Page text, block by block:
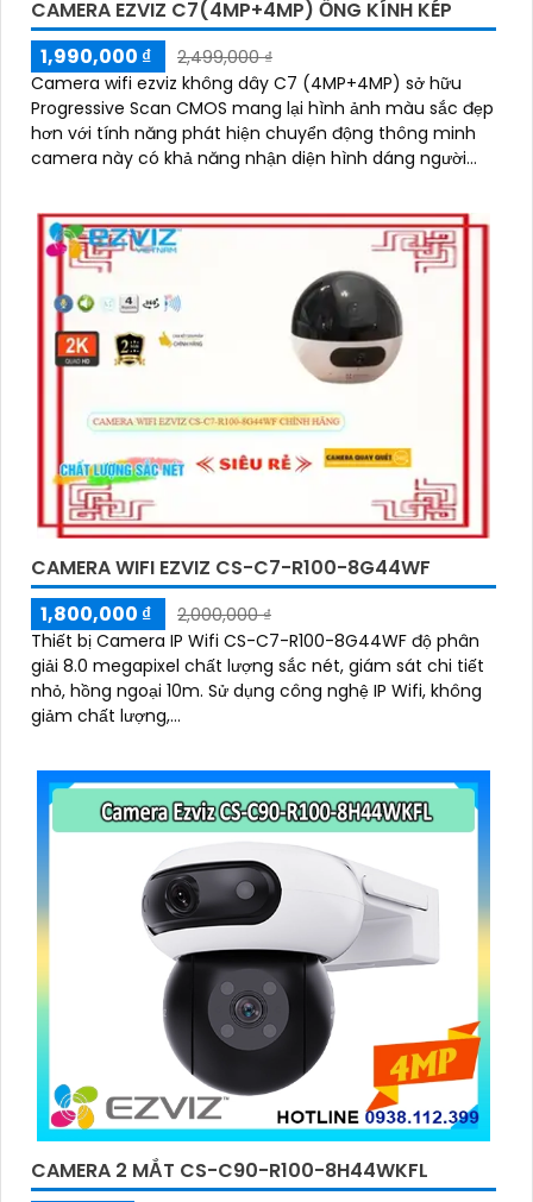
CAMERA EZVIZ C7(4MP+4MP) ỐNG KÍNH KÉP
1,990,000 ₫
2,499,000 ₫
Camera wifi ezviz không dây C7 (4MP+4MP) sở hữu
Progressive Scan CMOS mang lại hình ảnh màu sắc đẹp
hơn với tính năng phát hiện chuyển động thông minh
camera này có khả năng nhận diện hình dáng người
và loa màu sắc sáng đẹp 8.0 MP giúp phân biệt người
một cách chính xác công nghệ xử lý hình ảnh thiếu
sáng cùng hồng ngoại Smart IR ban đêm mang lại chất
CAMERA WIFI EZVIZ CS-C7-R100-8G44WF
1,800,000 ₫
2,000,000 ₫
Thiết bị Camera IP Wifi CS-C7-R100-8G44WF độ phân
giải 8.0 megapixel chất lượng sắc nét, giám sát chi tiết
nhỏ, hồng ngoại 10m. Sử dụng công nghệ IP Wifi, không
giảm chất lượng,...
CAMERA 2 MẮT CS-C90-R100-8H44WKFL